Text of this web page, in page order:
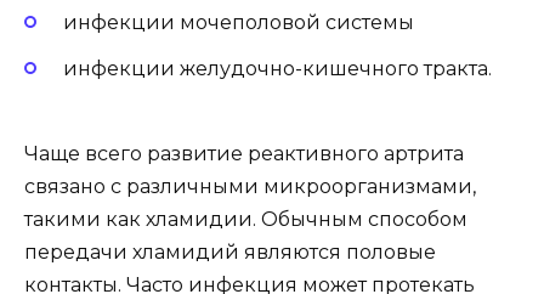
инфекции мочеполовой системы
инфекции желудочно-кишечного тракта.
Чаще всего развитие реактивного артрита
связано с различными микроорганизмами,
такими как хламидии. Обычным способом
передачи хламидий являются половые
контакты. Часто инфекция может протекать